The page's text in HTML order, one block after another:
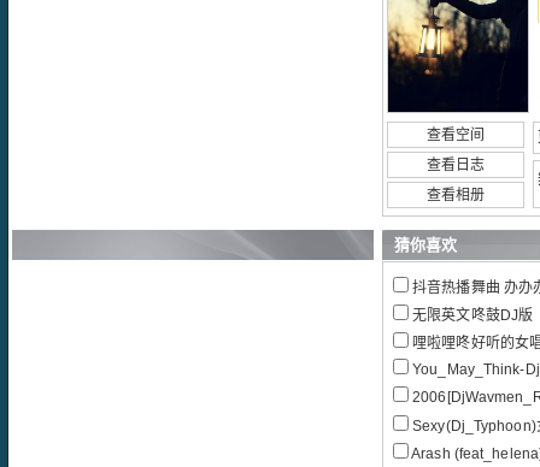
查看空间
查看日志
查看相册
猜你喜欢
抖音热播舞曲 办办办办
无限英文咚鼓DJ版
哩啦哩咚好听的女
You_May_Think-
Arash